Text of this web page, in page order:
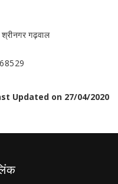
श्रीनगर गढ़वाल
Updated on 27/04/2020